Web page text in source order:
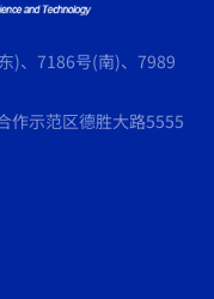
)、7186号(南)、7989
示范区德胜大路5555